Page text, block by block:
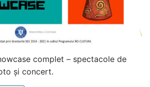
complet – spectacole de
și concert.